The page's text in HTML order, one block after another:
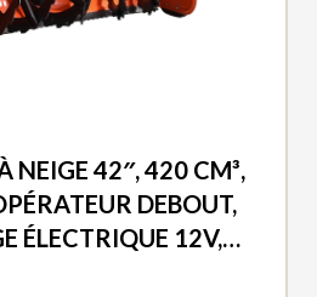
NEIGE 42″, 420 CM³,
DEBOUT,
ÉLECTRIQUE 12V,